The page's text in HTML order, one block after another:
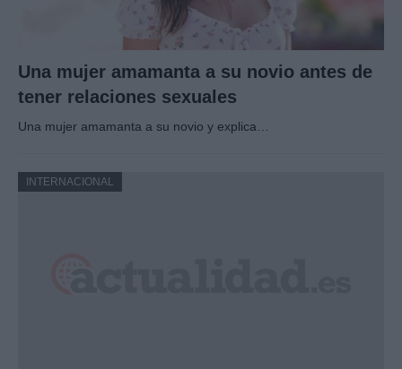
Una mujer amamanta a su novio antes de
tener relaciones sexuales
Una mujer amamanta a su novio y explica…
INTERNACIONAL